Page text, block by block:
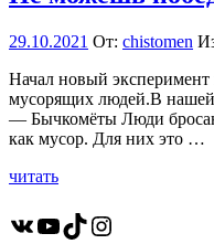
29.10.2021 От: chistomen
Начал новый
мусорящих людей.В
— Бычкомёты Люди
как мусор. Для них это …
читать
ВКонтакте
YouTube
TikTokInstagram